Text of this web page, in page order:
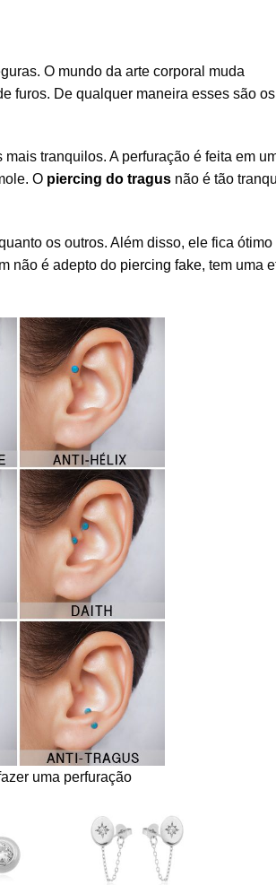
O mundo da arte corporal muda
furos. De qualquer maneira esses são
tranquilos. A perfuração é feita em
O piercing do tragus não é tão
os outros. Além disso, ele fica ótimo
não é adepto do piercing fake, tem uma
uma perfuração